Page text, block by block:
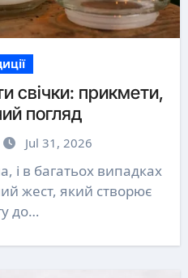
свічки: прикмети,
погляд
Jul 31, 2026
жест, який створює
до…